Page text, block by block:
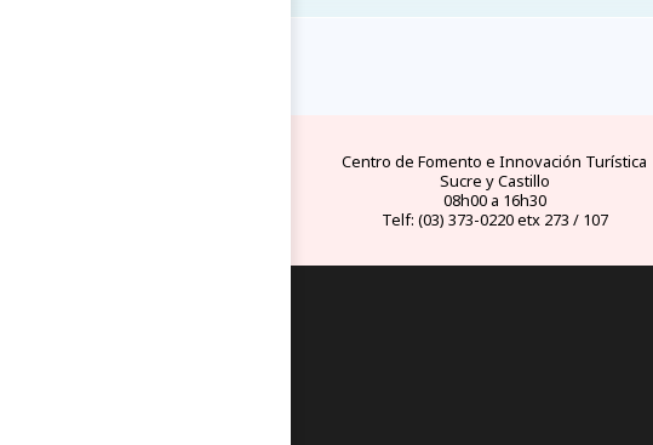
Centro de Fomento e Innovación Turística
Sucre y Castillo
08h00 a 16h30
Telf: (03) 373-0220 etx 273 / 107